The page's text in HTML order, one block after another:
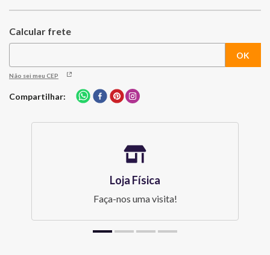
Não sei meu CEP
Compartilhar
Loja Física
Faça-nos uma visita!